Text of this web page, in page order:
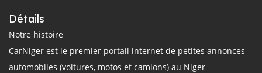
Détails
Notre histoire
CarNiger est le premier portail internet de petites annonces
automobiles (voitures, motos et camions) au Niger